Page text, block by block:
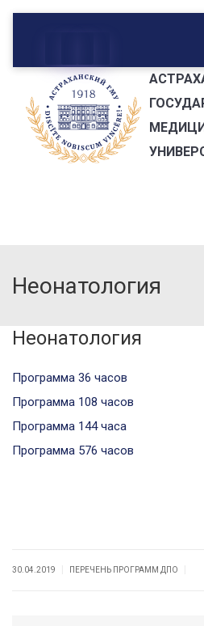
Неонатология
Неонатология
Программа 36 часов
Программа 108 часов
Программа 144 часа
Программа 576 часов
30.04.2019 ПЕРЕЧЕНЬ ПРОГРАММ ДПО